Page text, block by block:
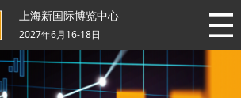
上海新国际博览中心
2027年6月16-18日